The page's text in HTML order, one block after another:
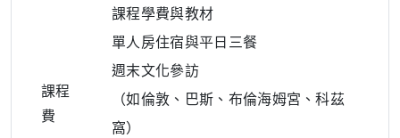
課程
費
課程學費與教材
單人房住宿與平日三餐
週末文化參訪
（如倫敦、巴斯、布倫海姆宮、科茲
窩）